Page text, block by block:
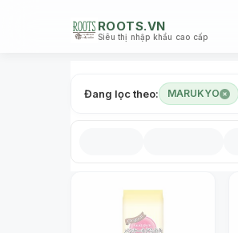
ROOTS.VN
Siêu thị nhập khẩu cao cấp
Đang lọc theo: MARUKYO